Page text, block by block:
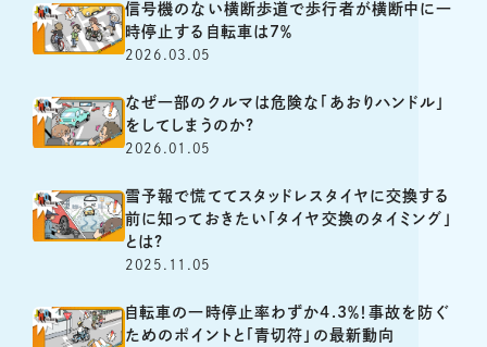
信号機のない横断歩道で歩行者が横断中に一
時停止する自転車は7％
2026.03.05
なぜ一部のクルマは危険な「あおりハンドル」
をしてしまうのか?
2026.01.05
雪予報で慌ててスタッドレスタイヤに交換する
前に知っておきたい「タイヤ交換のタイミング」
とは?
2025.11.05
自転車の一時停止率わずか4.3％！事故を防ぐ
ためのポイントと「青切符」の最新動向